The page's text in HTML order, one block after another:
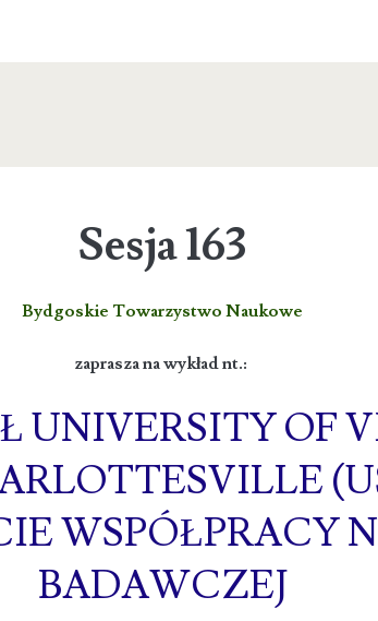
Sesja 163
Bydgoskie Towarzystwo Naukowe
zaprasza na wykład nt.:
UNIVERSITY OF
WSPÓŁPRACY
BADAWCZEJ